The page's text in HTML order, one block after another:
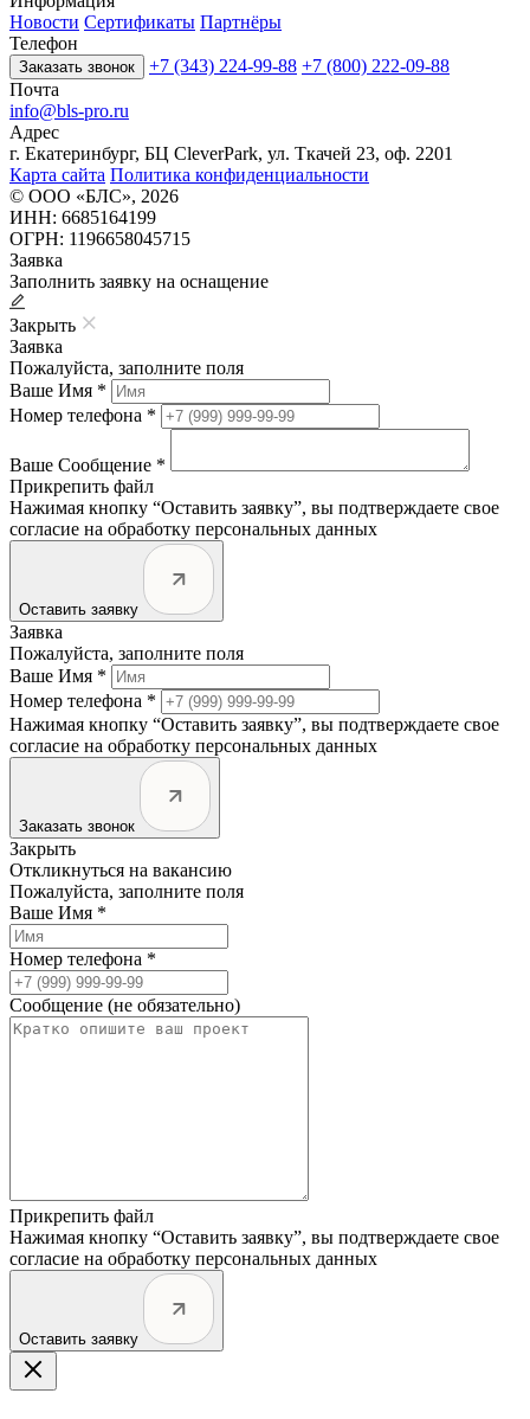
Новости Сертификаты Партнёры
Телефон
Заказать звонок +7 (343) 224-99-88 +7 (800) 222-09-88
Почта
info@bls-pro.ru
Адрес
г. Екатеринбург, БЦ CleverPark, ул. Ткачей 23, оф. 2201
Карта сайта Политика конфиденциальности
© ООО «БЛС», 2026
ИНН: 6685164199
ОГРН: 1196658045715
Заявка
Заполнить заявку на оснащение
Закрыть
Заявка
Пожалуйста, заполните поля
Ваше Имя *
Номер телефона *
Ваше Сообщение *
Прикрепить файл
Нажимая кнопку “Оставить заявку”, вы подтверждаете свое
согласие на обработку персональных данных
Оставить заявку
Заявка
Пожалуйста, заполните поля
Ваше Имя *
Номер телефона *
Нажимая кнопку “Оставить заявку”, вы подтверждаете свое
согласие на обработку персональных данных
Заказать звонок
Закрыть
Откликнуться на вакансию
Пожалуйста, заполните поля
Ваше Имя *
Номер телефона *
Сообщение (не обязательно)
Прикрепить файл
Нажимая кнопку “Оставить заявку”, вы подтверждаете свое
согласие на обработку персональных данных
Оставить заявку